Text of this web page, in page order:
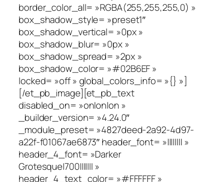
border_color_all= »RGBA(255,255,255,0) »
box_shadow_style= »preset1″
box_shadow_vertical= »0px »
box_shadow_blur= »0px »
box_shadow_spread= »2px »
box_shadow_color= »#02B6EF »
locked= »off » global_colors_info= »{} »]
[/et_pb_image][et_pb_text
disabled_on= »on|on|on »
_builder_version= »4.24.0″
_module_preset= »4827deed-2a92-4d97-
a22f-f01067ae6873″ header_font= »|||||||| »
header_4_font= »Darker
Grotesque|700||||||| »
header_4_text_color= »#FFFFFF »